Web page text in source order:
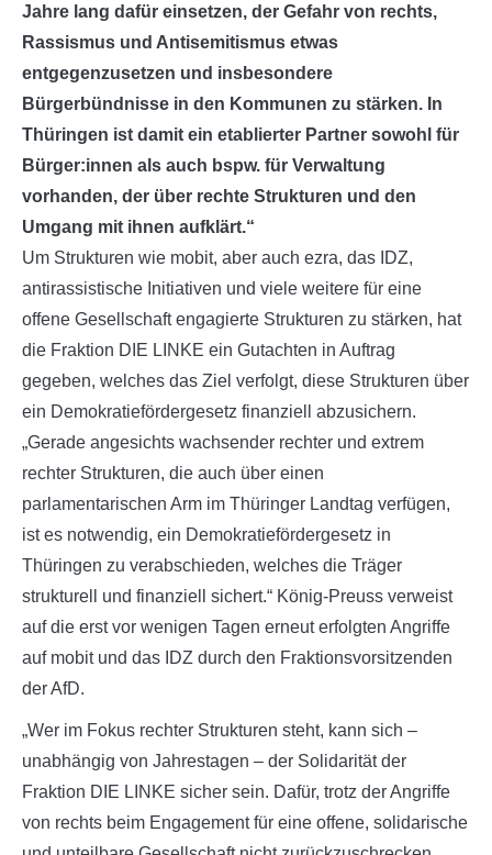
Jahre lang dafür einsetzen, der Gefahr von rechts,
Rassismus und Antisemitismus etwas
entgegenzusetzen und insbesondere
Bürgerbündnisse in den Kommunen zu stärken. In
Thüringen ist damit ein etablierter Partner sowohl für
Bürger:innen als auch bspw. für Verwaltung
vorhanden, der über rechte Strukturen und den
Umgang mit ihnen aufklärt.“
Um Strukturen wie mobit, aber auch ezra, das IDZ,
antirassistische Initiativen und viele weitere für eine
offene Gesellschaft engagierte Strukturen zu stärken, hat
die Fraktion DIE LINKE ein Gutachten in Auftrag
gegeben, welches das Ziel verfolgt, diese Strukturen über
ein Demokratiefördergesetz finanziell abzusichern.
„Gerade angesichts wachsender rechter und extrem
rechter Strukturen, die auch über einen
parlamentarischen Arm im Thüringer Landtag verfügen,
ist es notwendig, ein Demokratiefördergesetz in
Thüringen zu verabschieden, welches die Träger
strukturell und finanziell sichert.“ König-Preuss verweist
auf die erst vor wenigen Tagen erneut erfolgten Angriffe
auf mobit und das IDZ durch den Fraktionsvorsitzenden
der AfD.
„Wer im Fokus rechter Strukturen steht, kann sich –
unabhängig von Jahrestagen – der Solidarität der
Fraktion DIE LINKE sicher sein. Dafür, trotz der Angriffe
von rechts beim Engagement für eine offene, solidarische